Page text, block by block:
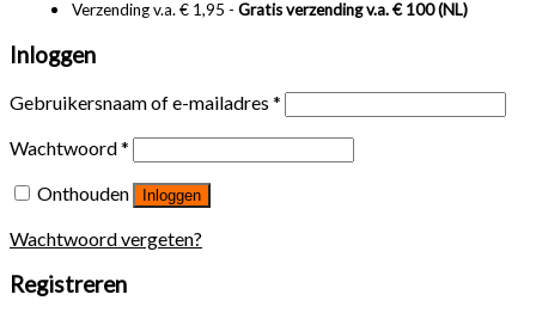
Verzending v.a. € 1,95 - Gratis verzending v.a. € 100 (NL)
Inloggen
Gebruikersnaam of e-mailadres *
Wachtwoord*
Onthouden
Inloggen
Wachtwoord vergeten?
Registreren